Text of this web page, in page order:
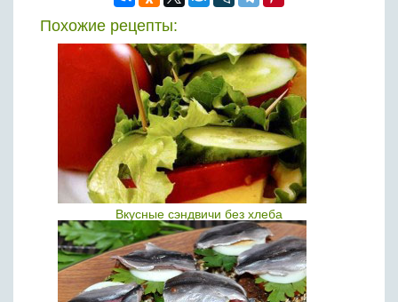
Похожие рецепты:
Вкусные сэндвичи без хлеба